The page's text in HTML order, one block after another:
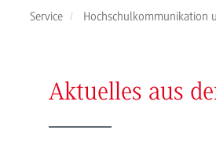
Service Hochschulkommunikation
Aktuelles aus